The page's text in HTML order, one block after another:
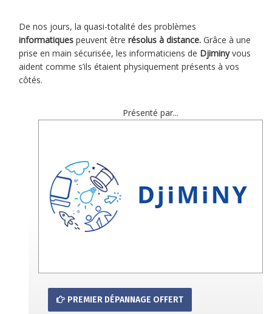
De nos jours, la quasi-totalité des problèmes
informatiques peuvent êtrerésolus à distance. Grâce à une
prise en main sécurisée, les informaticiens de Djiminyvous
aident comme s’ils étaient physiquement présents à vos
côtés.
Présenté par...
PREMIER DÉPANNAGE OFFERT